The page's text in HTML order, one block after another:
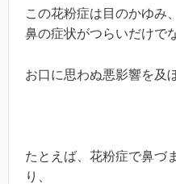
この花粉症は目のかゆみ
鼻の症状がつらいだけで
お口に思わぬ悪影響を及
たとえば、花粉症で鼻づ
り、